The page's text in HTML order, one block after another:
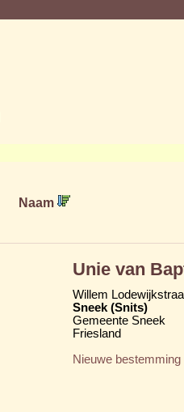
Naam
Unie van
Willem
Sneek (Snits)
Gemeente Sneek
Friesland
Nieuwe bestemming